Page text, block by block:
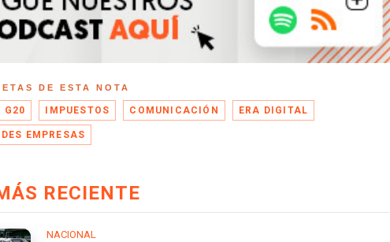
DE ESTA NOTA
G20 IMPUESTOS COMUNICACIÓN ERA DIGITAL
EMPRESAS
RECIENTE
NACIONAL